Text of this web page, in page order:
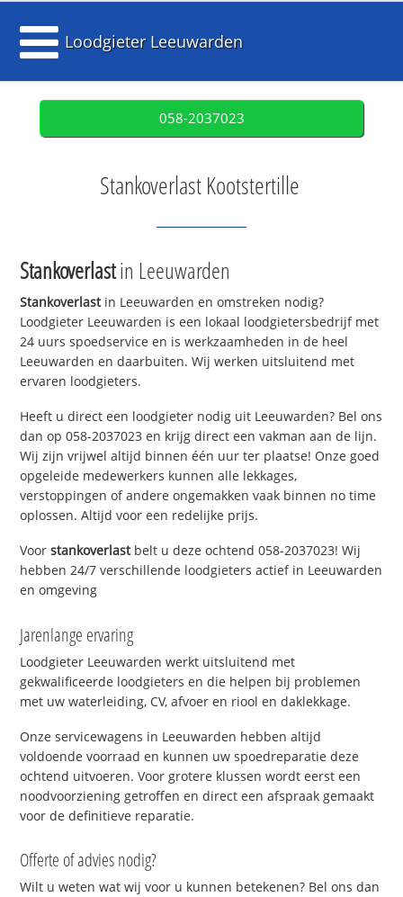
Loodgieter Leeuwarden
058-2037023
Stankoverlast Kootstertille
Stankoverlastin Leeuwarden
Stankoverlastin Leeuwarden en omstreken nodig?
Loodgieter Leeuwarden is een lokaal loodgietersbedrijf met
24 uurs spoedservice en is werkzaamheden in de heel
Leeuwarden en daarbuiten. Wij werken uitsluitend met
ervaren loodgieters.
Heeft u direct een loodgieter nodig uit Leeuwarden? Bel ons
dan op 058-2037023 en krijg direct een vakman aan de lijn.
Wij zijn vrijwel altijd binnen één uur ter plaatse! Onze goed
opgeleide medewerkers kunnen alle lekkages,
verstoppingen of andere ongemakken vaak binnen no time
oplossen. Altijd voor een redelijke prijs.
Voorstankoverlastbelt u deze ochtend 058-2037023! Wij
hebben 24/7 verschillende loodgieters actief in Leeuwarden
en omgeving
Jarenlange ervaring
Loodgieter Leeuwarden werkt uitsluitend met
gekwalificeerde loodgieters en die helpen bij problemen
met uw waterleiding, CV, afvoer en riool en daklekkage.
Onze servicewagens in Leeuwarden hebben altijd
voldoende voorraad en kunnen uw spoedreparatie deze
ochtend uitvoeren. Voor grotere klussen wordt eerst een
noodvoorziening getroffen en direct een afspraak gemaakt
voor de definitieve reparatie.
Offerte of advies nodig?
Wilt u weten wat wij voor u kunnen betekenen? Bel ons dan